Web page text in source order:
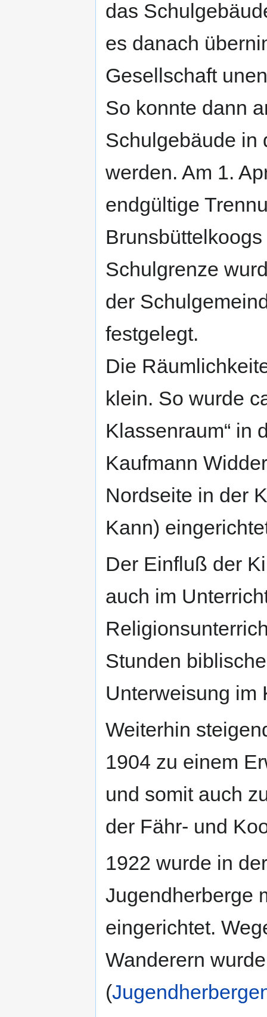
das
es danach
Gesellschaft
So konnte dann
Schulgebäude in
werden. Am 1.
endgültige
Schulgrenze
der
festgelegt.
Die
klein. So wurde
Klassenraum“ in
Kaufmann
Nordseite in der
Kann)
Der Einfluß der
auch im
Stunden
Unterweisung im
Weiterhin
1904 zu einem
und somit auch
der Fähr- und
1922 wurde in
Jugendherberge
eingerichtet.
Wanderern
(